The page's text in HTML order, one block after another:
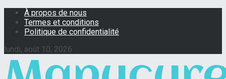
À propos de nous
Termes et conditions
Politique de confidentialité
lundi, août 10, 2026